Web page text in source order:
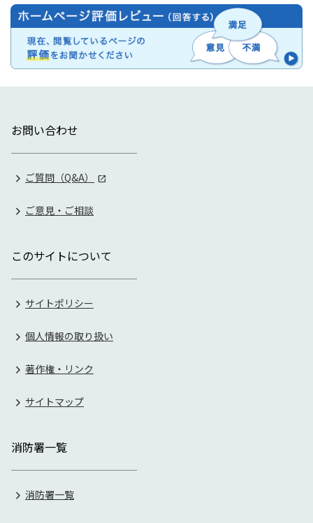
お問い合わせ
ご質問（Q&A）
ご意見・ご相談
このサイトについて
サイトポリシー
個人情報の取り扱い
著作権・リンク
サイトマップ
消防署一覧
消防署一覧